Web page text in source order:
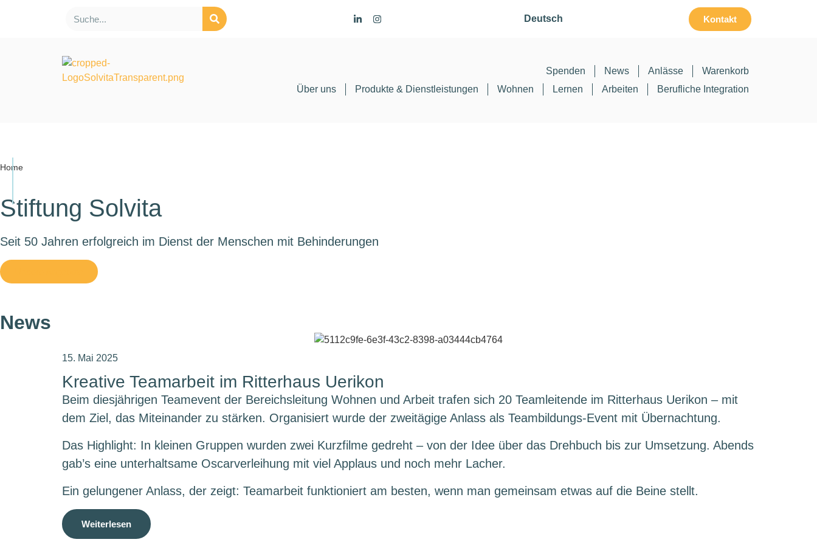
Deutsch Kontakt
Spenden News Anlässe
Warenkorb
Über uns
Produkte & Dienstleistungen Wohnen Lernen Arbeiten Berufliche Integration
Home
Stiftung Solvita
Seit 50 Jahren erfolgreich im Dienst der Menschen mit Behinderungen
News
15. Mai 2025
Kreative Teamarbeit im Ritterhaus Uerikon
Beim diesjährigen Teamevent der Bereichsleitung Wohnen und Arbeit trafen sich 20 Teamleitende im Ritterhaus Uerikon – mit
dem Ziel, das Miteinander zu stärken. Organisiert wurde der zweitägige Anlass als Teambildungs-Event mit Übernachtung.
Das Highlight: In kleinen Gruppen wurden zwei Kurzfilme gedreht – von der Idee über das Drehbuch bis zur Umsetzung. Abends
gab’s eine unterhaltsame Oscarverleihung mit viel Applaus und noch mehr Lacher.
Ein gelungener Anlass, der zeigt: Teamarbeit funktioniert am besten, wenn man gemeinsam etwas auf die Beine stellt.
Weiterlesen